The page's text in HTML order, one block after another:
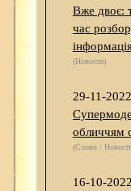
Вже двоє:
час
(Новости)
29-11-2022
обличчям
(Слово /
16-10-2022